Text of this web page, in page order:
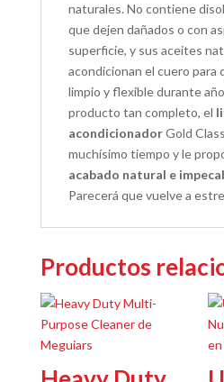
naturales. No contiene
que dejen dañados o con
superficie, y sus aceites
acondicionan el cuero para
limpio y flexible durante
producto tan completo, el
acondicionadorGold
muchísimo tiempo y le
acabado natural e
Parecerá que vuelve a
Productos